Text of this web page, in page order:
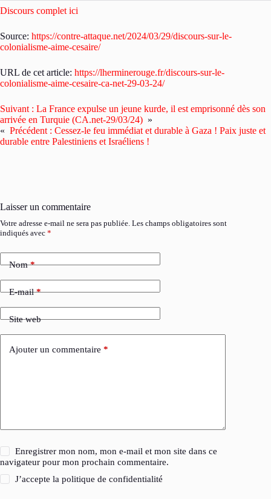
Discours complet ici
Source: https://contre-attaque.net/2024/03/29/discours-sur-le-
colonialisme-aime-cesaire/
URL de cet article: https://lherminerouge.fr/discours-sur-le-
colonialisme-aime-cesaire-ca-net-29-03-24/
Suivant : La France expulse un jeune kurde, il est emprisonné dès son
arrivée en Turquie (CA.net-29/03/24) »
« Précédent : Cessez-le feu immédiat et durable à Gaza ! Paix juste et
durable entre Palestiniens et Israéliens !
Laisser un commentaire
Votre adresse e-mail ne sera pas publiée. Les champs obligatoires sont
indiqués avec *
Nom*
E-mail*
Site web
Ajouter un commentaire *
Enregistrer mon nom, mon e-mail et mon site dans ce
navigateur pour mon prochain commentaire.
J’accepte lapolitique de confidentialité